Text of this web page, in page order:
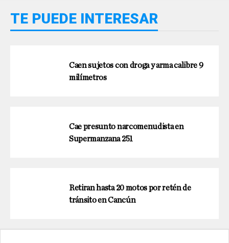
TE PUEDE INTERESAR
Caen sujetos con droga y arma calibre 9
milímetros
Cae presunto narcomenudista en
Supermanzana 251
Retiran hasta 20 motos por retén de
tránsito en Cancún